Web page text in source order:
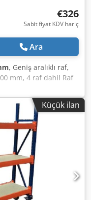
€326
Sabit fiyat KDV hariç
Ara
, Geniş aralıklı raf,
mm, 4 raf dahil Raf
yük ile # - # - # - # - # -
- # Aşağıdakilerden
demonte,
taban plakaları
dahil 4x raflar
Akecfby Tsiock
Küçük ilan